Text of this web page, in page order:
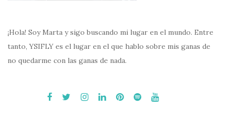
¡Hola! Soy Marta y sigo buscando mi lugar en el mundo. Entre
tanto, YSIFLY es el lugar en el que hablo sobre mis ganas de
no quedarme con las ganas de nada.